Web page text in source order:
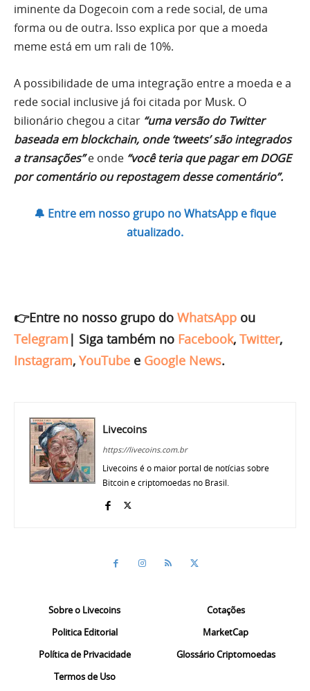
iminente da Dogecoin com a rede social, de uma
forma ou de outra. Isso explica por que a moeda
meme está em um rali de 10%.
A possibilidade de uma integração entre a moeda e a
rede social inclusive já foi citada por Musk. O
bilionário chegou a citar “uma versão do Twitter
baseada em blockchain, onde ‘tweets’ são integrados
a transações”e onde “você teria que pagar em DOGE
por comentário ou repostagem desse comentário”.
🔔 Entre em nosso grupo no WhatsApp e fique
atualizado.
👉Entre no nosso grupo do WhatsApp ou
Telegram | Siga também no Facebook, Twitter,
Instagram, YouTube e Google News.
Livecoins
https://livecoins.com.br
Livecoins é o maior portal de notícias sobre
Bitcoin e criptomoedas no Brasil.
Sobre o Livecoins
Politica Editorial
Política de Privacidade
Termos de Uso
Cotações
MarketCap
Glossário Criptomoedas